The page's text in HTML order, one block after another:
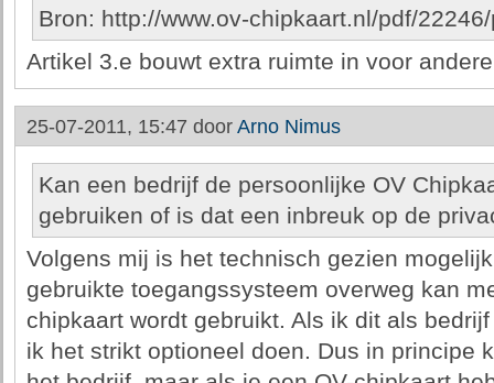
Bron: http://www.ov-chipkaart.nl/pdf/
Artikel 3.e bouwt extra ruimte in voor
25-07-2011, 15:47 door Arno Nimus
Kan een bedrijf de persoonlijke OV
gebruiken of is dat een inbreuk op de
Volgens mij is het technisch gezien
gebruikte toegangssysteem overweg kan
chipkaart wordt gebruikt. Als ik dit als
ik het strikt optioneel doen. Dus in principe